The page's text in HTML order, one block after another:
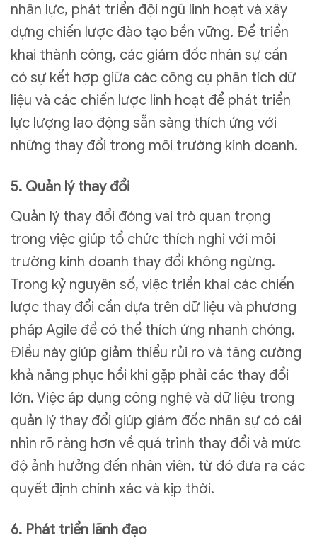
nhân lực, phát triển đội ngũ linh hoạt và xây
dựng chiến lược đào tạo bền vững. Để triển
khai thành công, các giám đốc nhân sự cần
có sự kết hợp giữa các công cụ phân tích dữ
liệu và các chiến lược linh hoạt để phát triển
lực lượng lao động sẵn sàng thích ứng với
những thay đổi trong môi trường kinh doanh.
5. Quản lý thay đổi
Quản lý thay đổi đóng vai trò quan trọng
trong việc giúp tổ chức thích nghi với môi
trường kinh doanh thay đổi không ngừng.
Trong kỷ nguyên số, việc triển khai các chiến
lược thay đổi cần dựa trên dữ liệu và phương
pháp Agile để có thể thích ứng nhanh chóng.
Điều này giúp giảm thiểu rủi ro và tăng cường
khả năng phục hồi khi gặp phải các thay đổi
lớn. Việc áp dụng công nghệ và dữ liệu trong
quản lý thay đổi giúp giám đốc nhân sự có cái
nhìn rõ ràng hơn về quá trình thay đổi và mức
độ ảnh hưởng đến nhân viên, từ đó đưa ra các
quyết định chính xác và kịp thời.
6. Phát triển lãnh đạo